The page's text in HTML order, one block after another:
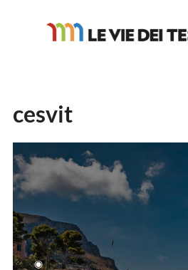
cesvit
◉